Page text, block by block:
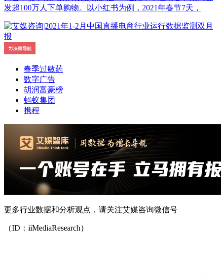
发超100万人下单购物。以小红书为例，2021年春节7天，
春季过敏药
数字广告
胡润富豪榜
蚂蚁集团
携程
更多行业数据和分析观点，请关注艾媒咨询微信号
（ID：iiMediaResearch）